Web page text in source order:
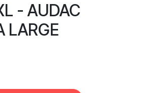
- AUDAC
LARGE